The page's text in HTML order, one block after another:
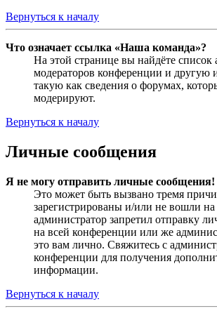
Вернуться к началу
Что означает ссылка «Наша команда»?
На этой странице вы найдёте список
модераторов конференции и
такую как сведения о форумах,
модерируют.
Вернуться к началу
Личные сообщения
Я не могу отправить личные сообщения!
Это может быть вызвано тремя
зарегистрированы и/или не вошли
администратор запретил отправку
на всей конференции или же
это вам лично. Свяжитесь с
конференции для получения
информации.
Вернуться к началу